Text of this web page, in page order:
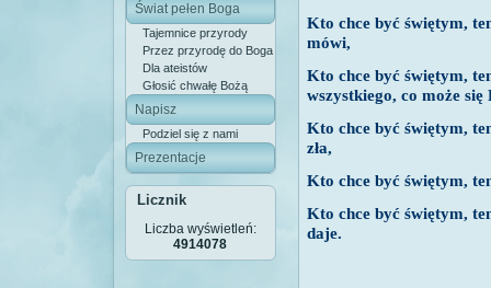
Świat pełen Boga
Tajemnice przyrody
Przez przyrodę do Boga
Dla ateistów
Głosić chwałę Bożą
Napisz
Podziel się z nami
Prezentacje
Licznik
Liczba wyświetleń:
4914078
Kto chce być świętym,
mówi,
Kto chce być świętym,
wszystkiego, co może się
Kto chce być świętym,
zła,
Kto chce być świętym,
Kto chce być świętym,
daje.